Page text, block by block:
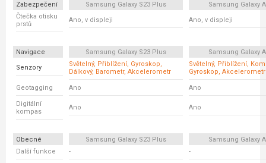
Zabezpečení Samsung Galaxy S23 Plus
Samsung Galaxy
Čtečka otisku
prstů
Ano, v displeji Ano, v displeji
Navigace Samsung Galaxy S23 Plus
Samsung Galaxy
Senzory
Světelný, Přiblížení, Gyroskop,
Dálkový, Barometr, Akcelerometr
Světelný, Přiblížení,
Gyroskop, Akcelerometr
Geotagging Ano Ano
Digitální
kompas
Ano Ano
Obecné Samsung Galaxy S23 Plus
Samsung Galaxy
Další funkce
- -